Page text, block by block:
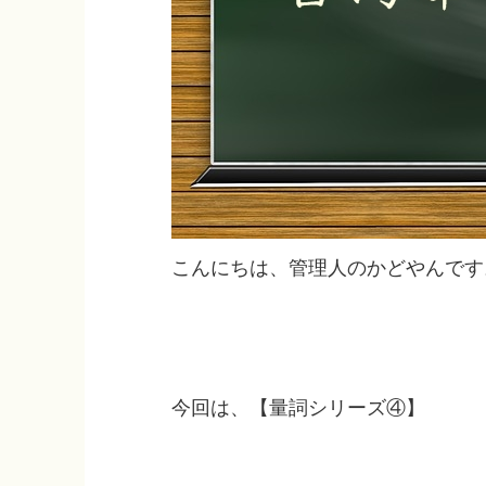
こんにちは、管理人のかどやんで
今回は、【量詞シリーズ④】